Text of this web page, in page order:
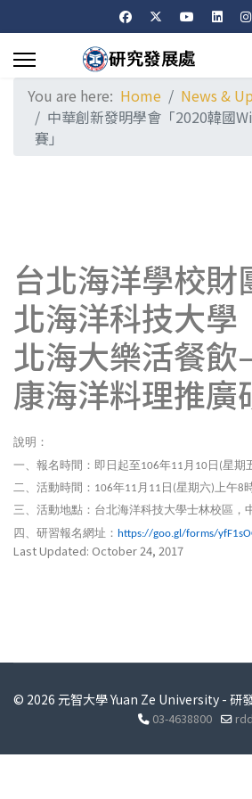
You are here: Home
News &
中華創新發明學會「2020韓國
賽」
台北海洋學校財
北海洋科技大學
北海大樂活餐
康海洋料理推廣
說明：
一、報名時間：即日起至106年11 月 10 日 (星期
二、活動時間： 106年11 月 11 日 (星期六)上午8
三、活動地點：台北海洋科技大學士林校區，
四、研習報名網址： https://goo.gl/forms/
Last Updated: October 24, 2017
© 2026 元智大學 Yuan Ze University - 研
03-4638800